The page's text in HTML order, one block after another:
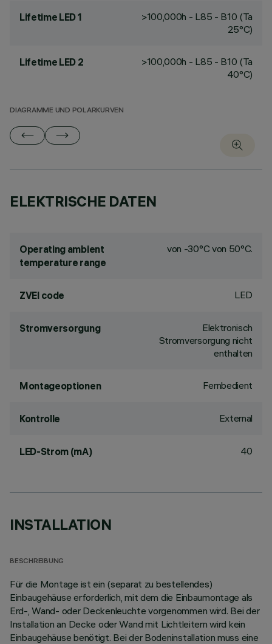
Lifetime LED 1
>100,000h - L85 - B10 (Ta
25°C)
Lifetime LED 2
>100,000h - L85 - B10 (Ta
40°C)
DIAGRAMME UND POLARKURVEN
ELEKTRISCHE DATEN
Operating ambient
temperature range
von -30°C von 50°C.
ZVEI code LED
Stromversorgung
Elektronisch
Stromversorgung nicht
enthalten
Montageoptionen Fernbedient
Kontrolle External
LED-Strom (mA) 40
INSTALLATION
BESCHREIBUNG
Für die Montage ist ein (separat zu bestellendes)
Einbaugehäuse erforderlich, mit dem die Einbaumontage als
Erd-, Wand- oder Deckenleuchte vorgenommen wird. Bei der
Installation an Decke oder Wand mit Lichtleitern wird kein
Einbaugehäuse benötigt. Bei der Bodeninstallation muss eine